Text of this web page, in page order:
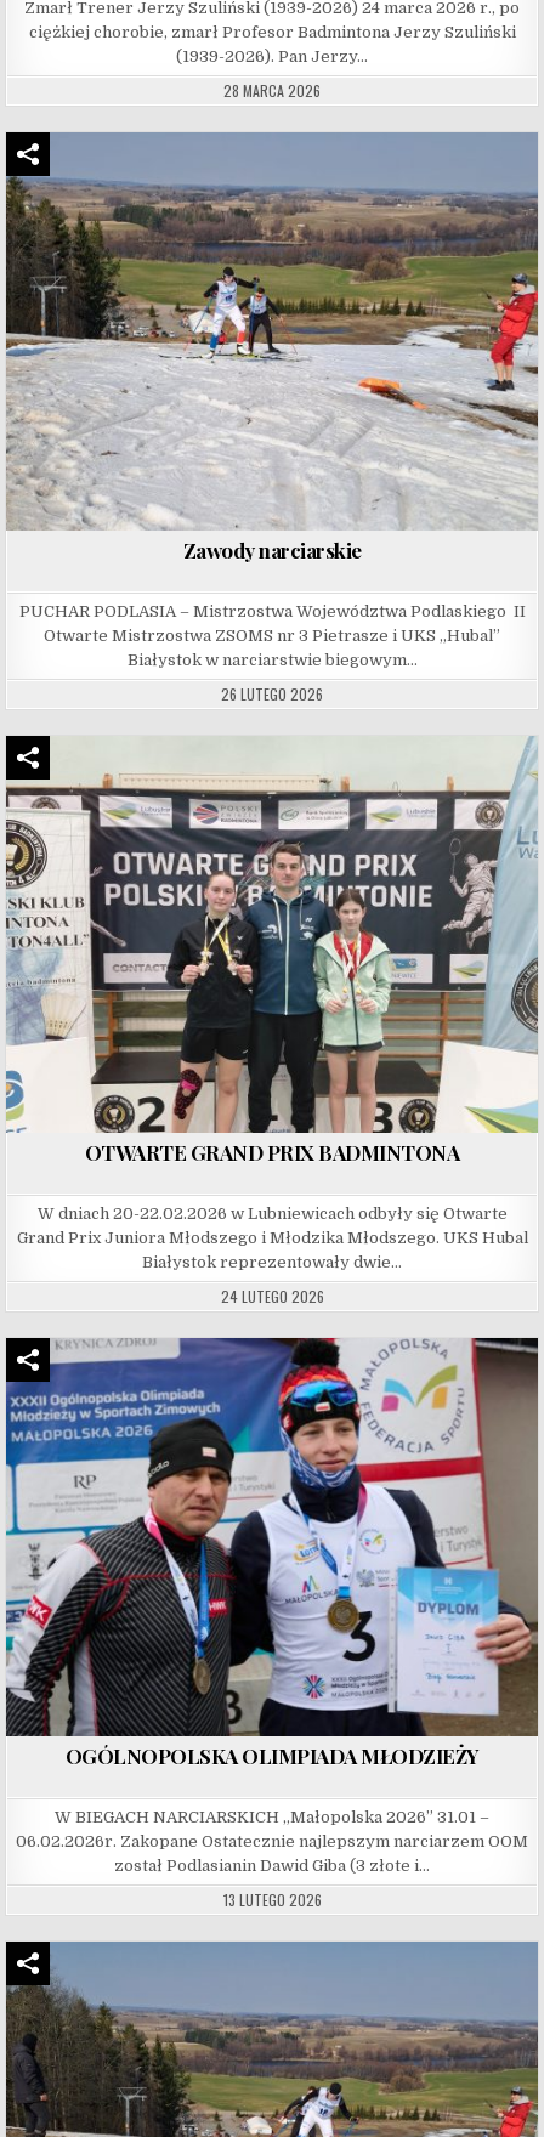
Zmarł Trener Jerzy Szuliński (1939-2026) 24 marca 2026 r., po
ciężkiej chorobie, zmarł Profesor Badmintona Jerzy Szuliński
(1939-2026). Pan Jerzy…
28 MARCA 2026
Zawody narciarskie
PUCHAR PODLASIA – Mistrzostwa Województwa Podlaskiego II
Otwarte Mistrzostwa ZSOMS nr 3 Pietrasze i UKS „Hubal”
Białystok w narciarstwie biegowym…
26 LUTEGO 2026
OTWARTE GRAND PRIX BADMINTONA
W dniach 20-22.02.2026 w Lubniewicach odbyły się Otwarte
Grand Prix Juniora Młodszego i Młodzika Młodszego. UKS Hubal
Białystok reprezentowały dwie…
24 LUTEGO 2026
OGÓLNOPOLSKA OLIMPIADA MŁODZIEŻY
W BIEGACH NARCIARSKICH „Małopolska 2026” 31.01 –
06.02.2026r. Zakopane Ostatecznie najlepszym narciarzem OOM
został Podlasianin Dawid Giba (3 złote i…
13 LUTEGO 2026